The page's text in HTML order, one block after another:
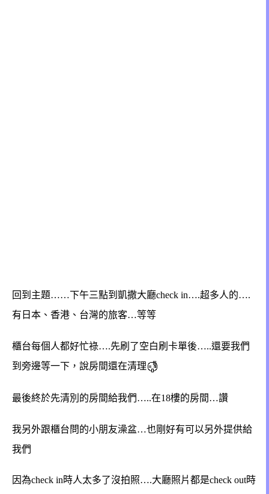
回到主題……下午三點到凱撒大廳check in….超多人的….
有日本、香港、台灣的旅客…等等
櫃台每個人都好忙祿….先刷了空白刷卡單後…..還要我們
到旁邊等一下，說房間還在清理
最後終於先清別的房間給我們…..在18樓的房間…讚
我另外跟櫃台問的小朋友澡盆…也剛好有可以另外提供給
我們
因為check in時人太多了沒拍照….大廳照片都是check out時